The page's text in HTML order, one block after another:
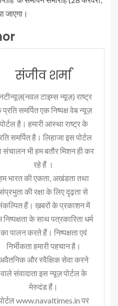
जाएगा।
संजीव शर्मा
टाइम्स न्यूज़) राष्ट्र
समर्पित एक निष्पक्ष वेब न्यूज़
पोर्टल है। हमारी आस्था राष्ट्र के
समर्पित है। लिहाजा इस पोर्टल
संचालन भी हम बतौर मिशन ही कर
रहे हैं ।
भारत की एकता, अखंडता तथा
की रक्षा के लिए दृढ़ता से
हैं। ख़बरों के प्रकाशन में
निष्पक्षता के साथ पत्रकारिता धर्म
का पालन करते हैं। निष्पक्षता एवं
निर्भीकता हमारी पहचान है।
और स्वैक्षिक सेवा करने
वाले संवादाता इस न्यूज़ पोर्टल के
मेरुदंड हैं।
www.navaltimes.in पर